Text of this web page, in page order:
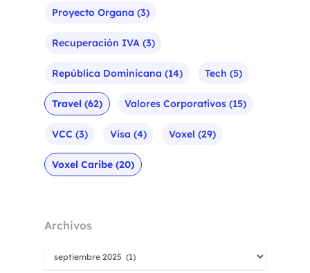
Proyecto Organa (3)
Recuperación IVA (3)
República Dominicana (14) Tech (5)
Travel (62) Valores Corporativos (15)
VCC (3) Visa (4) Voxel (29)
Voxel Caribe (20)
Archivos